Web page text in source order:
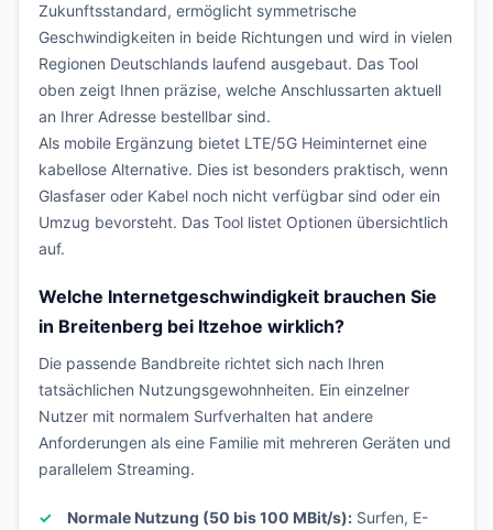
Zukunftsstandard, ermöglicht symmetrische
Geschwindigkeiten in beide Richtungen und wird in vielen
Regionen Deutschlands laufend ausgebaut. Das Tool
oben zeigt Ihnen präzise, welche Anschlussarten aktuell
an Ihrer Adresse bestellbar sind.
Als mobile Ergänzung bietet LTE/5G Heiminternet eine
kabellose Alternative. Dies ist besonders praktisch, wenn
Glasfaser oder Kabel noch nicht verfügbar sind oder ein
Umzug bevorsteht. Das Tool listet Optionen übersichtlich
auf.
Welche Internetgeschwindigkeit brauchen Sie
in Breitenberg bei Itzehoe wirklich?
Die passende Bandbreite richtet sich nach Ihren
tatsächlichen Nutzungsgewohnheiten. Ein einzelner
Nutzer mit normalem Surfverhalten hat andere
Anforderungen als eine Familie mit mehreren Geräten und
parallelem Streaming.
Normale Nutzung (50 bis 100 MBit/s): Surfen, E-